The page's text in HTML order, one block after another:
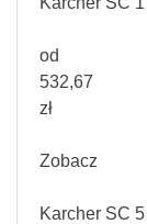
od
532,67
zł
Zobacz
Karcher SC